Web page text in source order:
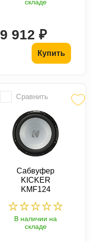
складе
9 912 ₽
Купить
Сравнить
Сабвуфер
KICKER
KMF124
В наличии на
складе